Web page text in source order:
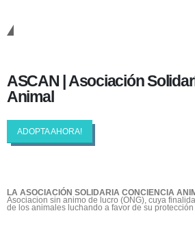
ASCAN | Asociación
Animal
ADOPTA AHORA!
LA ASOCIACIÓN SOLIDARIA CONCIENCIA
Asociacion sin animo de lucro (ONG), cuya
de los animales luchando a favor de su protección